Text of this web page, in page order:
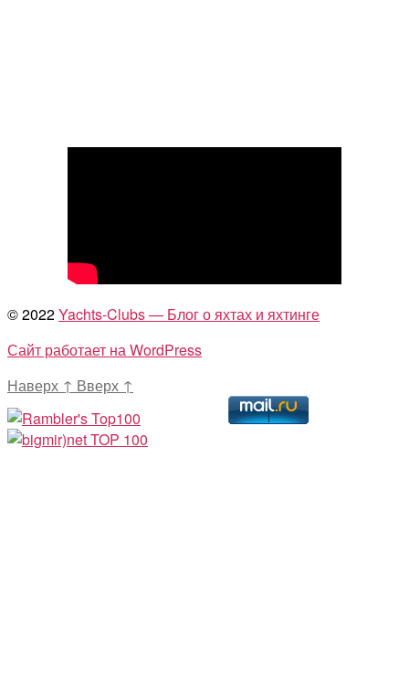
© 2022Yachts-Clubs — Блог о яхтах и яхтинге
Сайт работает на WordPress
Наверх ↑ Вверх ↑